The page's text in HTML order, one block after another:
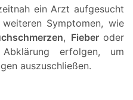
ein Arzt aufgesucht
Symptomen, wie
, Fieber oder
erfolgen, um
auszuschließen.